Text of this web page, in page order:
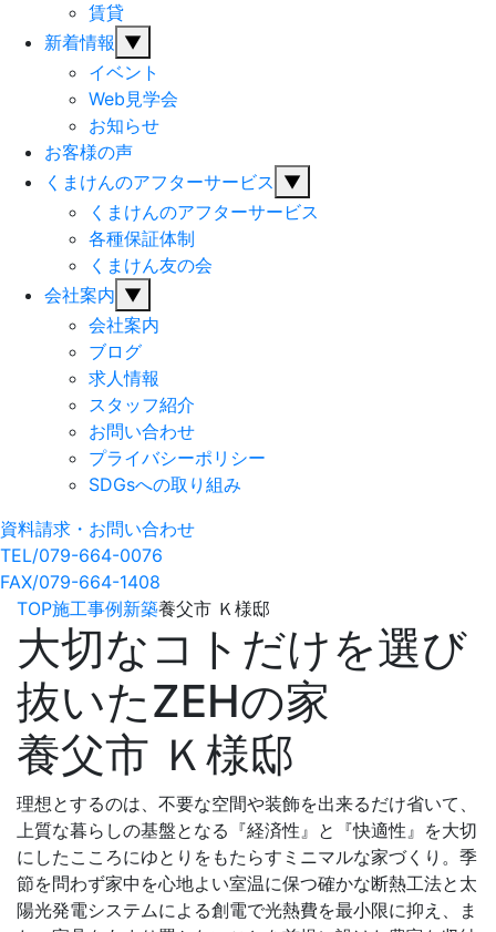
賃貸
新着情報 ▼
イベント
Web見学会
お知らせ
お客様の声
くまけんのアフターサービス ▼
くまけんのアフターサービス
各種保証体制
くまけん友の会
会社案内 ▼
会社案内
ブログ
求人情報
スタッフ紹介
お問い合わせ
プライバシーポリシー
SDGsへの取り組み
資料請求・お問い合わせ
TEL/079-664-0076
FAX/079-664-1408
TOP施工事例新築養父市 Ｋ様邸
大切なコトだけを選び
抜いたZEHの家
養父市 Ｋ様邸
理想とするのは、不要な空間や装飾を出来るだけ省いて、
上質な暮らしの基盤となる『経済性』と『快適性』を大切
にしたこころにゆとりをもたらすミニマルな家づくり。季
節を問わず家中を心地よい室温に保つ確かな断熱工法と太
陽光発電システムによる創電で光熱費を最小限に抑え、ま